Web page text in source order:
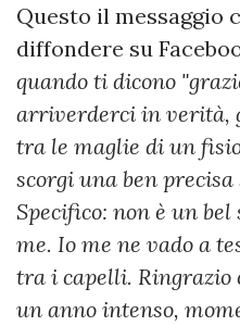
Questo il messaggio
diffondere su
quando ti dicono
arriverderci in verità,
tra le maglie di un
scorgi una ben
Specifico: non è un
me. Io me ne vado a
tra i capelli. Ringrazio
un anno intenso,